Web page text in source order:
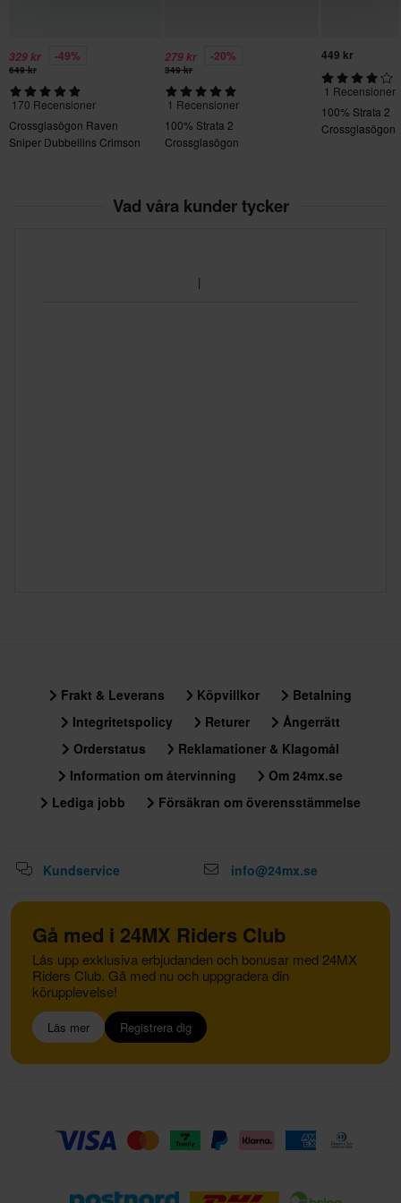
329 kr -49%
649 kr
170 Recensioner
Crossglasögon Raven
Sniper Dubbellins Crimson
279 kr -20%
349 kr
1 Recensioner
100% Strata 2
Crossglasögon
449 kr
1 Recensioner
100% Strata 2
Crossglasögon
Vad våra kunder tycker
Frakt & Leverans Köpvillkor
Betalning
Integritetspolicy
Returer
Ångerrätt
Orderstatus
Reklamationer & Klagomål
Information om återvinning
Om 24mx.se
Lediga jobb
Försäkran om överensstämmelse
Kundservice info@24mx.se
Gå med i 24MX Riders Club
Lås upp exklusiva erbjudanden och bonusar med 24MX
Riders Club. Gå med nu och uppgradera din
körupplevelse!
Läs mer Registrera dig